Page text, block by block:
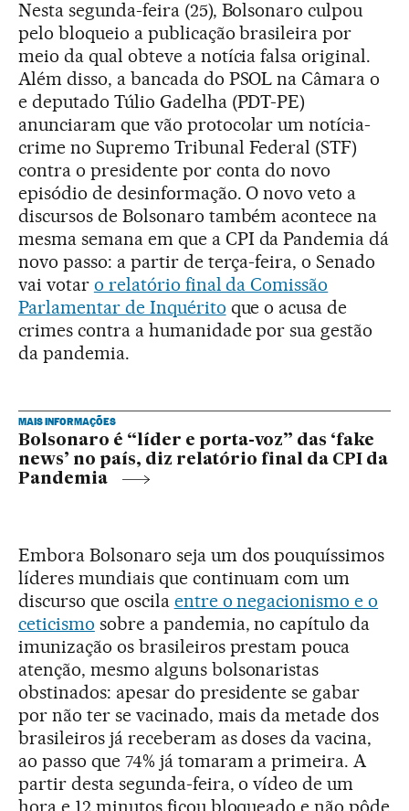
Nesta segunda-feira (25), Bolsonaro culpou
pelo bloqueio a publicação brasileira por
meio da qual obteve a notícia falsa original.
Além disso, a bancada do PSOL na Câmara o
e deputado Túlio Gadelha (PDT-PE)
anunciaram que vão protocolar um notícia-
crime no Supremo Tribunal Federal (STF)
contra o presidente por conta do novo
episódio de desinformação. O novo veto a
discursos de Bolsonaro também acontece na
mesma semana em que a CPI da Pandemia dá
novo passo: a partir de terça-feira, o Senado
vai votar o relatório final da Comissão
Parlamentar de Inquérito que o acusa de
crimes contra a humanidade por sua gestão
da pandemia.
MAIS INFORMAÇÕES
Bolsonaro é “líder e porta-voz” das ‘fake
news’ no país, diz relatório final da CPI da
Pandemia
Embora Bolsonaro seja um dos pouquíssimos
líderes mundiais que continuam com um
discurso que oscila entre o negacionismo e o
ceticismo sobre a pandemia, no capítulo da
imunização os brasileiros prestam pouca
atenção, mesmo alguns bolsonaristas
obstinados: apesar do presidente se gabar
por não ter se vacinado, mais da metade dos
brasileiros já receberam as doses da vacina,
ao passo que 74% já tomaram a primeira. A
partir desta segunda-feira, o vídeo de um
hora e 12 minutos ficou bloqueado e não pôde